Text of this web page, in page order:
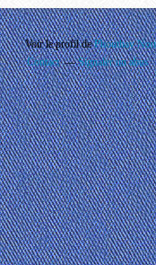
Voir le profil dePhouthay
Contact
Signaler un abus